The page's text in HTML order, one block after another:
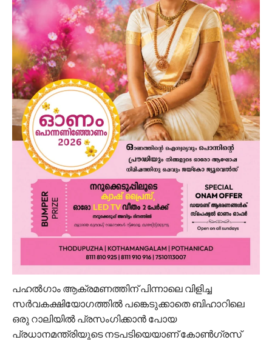
പഹല്‍ഗാം ആക്രമണത്തിന് പിന്നാലെ വിളിച്ച
സര്‍വകക്ഷിയോഗത്തില്‍ പങ്കെടുക്കാതെ ബിഹാറിലെ
ഒരു റാലിയില്‍ പ്രസംഗിക്കാന്‍ പോയ
പ്രധാനമന്ത്രിയുടെ നടപടിയെയാണ് കോണ്‍ഗ്രസ്